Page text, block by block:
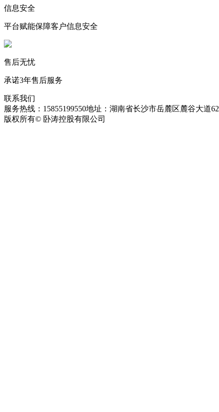
信息安全
平台赋能保障客户信息安全
售后无忧
承诺3年售后服务
联系我们
服务热线：15855199550地址：湖南省长沙市岳麓区麓谷大道
版权所有© 卧涛控股有限公司